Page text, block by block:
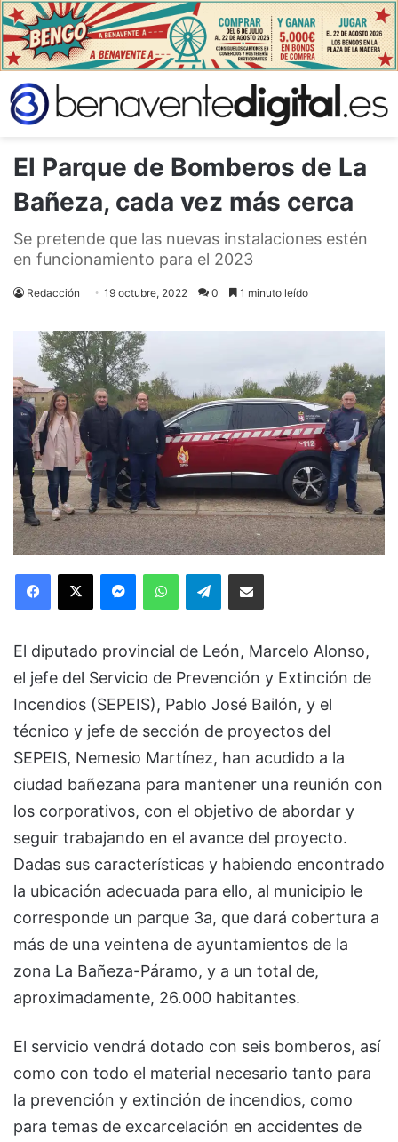
El Parque de Bomberos de La
Bañeza, cada vez más cerca
Se pretende que las nuevas instalaciones estén
en funcionamiento para el 2023
Redacción 19 octubre, 2022 0 1 minuto leído
Facebook
X MessengerWhatsAppTelegramCompartir via Email
El diputado provincial de León, Marcelo Alonso,
el jefe del Servicio de Prevención y Extinción de
Incendios (SEPEIS), Pablo José Bailón, y el
técnico y jefe de sección de proyectos del
SEPEIS, Nemesio Martínez, han acudido a la
ciudad bañezana para mantener una reunión con
los corporativos, con el objetivo de abordar y
seguir trabajando en el avance del proyecto.
Dadas sus características y habiendo encontrado
la ubicación adecuada para ello, al municipio le
corresponde un parque 3a, que dará cobertura a
más de una veintena de ayuntamientos de la
zona La Bañeza-Páramo, y a un total de,
aproximadamente, 26.000 habitantes.
El servicio vendrá dotado con seis bomberos, así
como con todo el material necesario tanto para
la prevención y extinción de incendios, como
para temas de excarcelación en accidentes de